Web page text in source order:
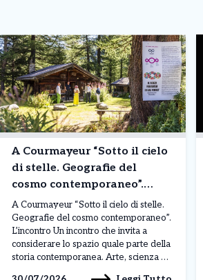
A Courmayeur “Sotto il cielo
di stelle. Geografie del
cosmo contemporaneo”.
L’incontro
A Courmayeur “Sotto il cielo di stelle.
Geografie del cosmo contemporaneo”.
L’incontro Un incontro che invita a
considerare lo spazio quale parte della
storia contemporanea. Arte, scienza e